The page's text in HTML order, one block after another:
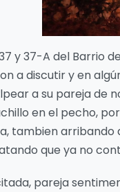
y 37-A del Barrio
a discutir y en
a su pareja de
en el pecho,
tambien arribando
que ya no
pareja